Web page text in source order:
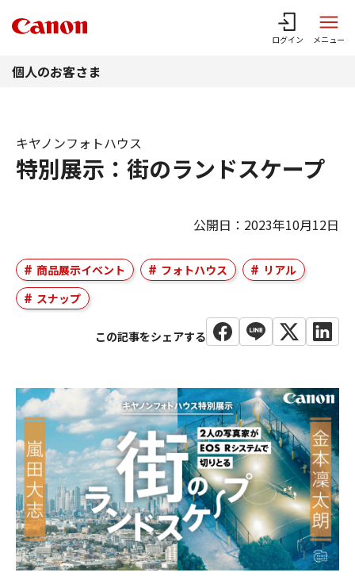
ログイン メニュー
個人のお客さま
特別展示：街のランドスケープ
キヤノンフォトハウス
公開日：2023年10月12日
商品展示イベント フォトハウス
リアル
スナップ